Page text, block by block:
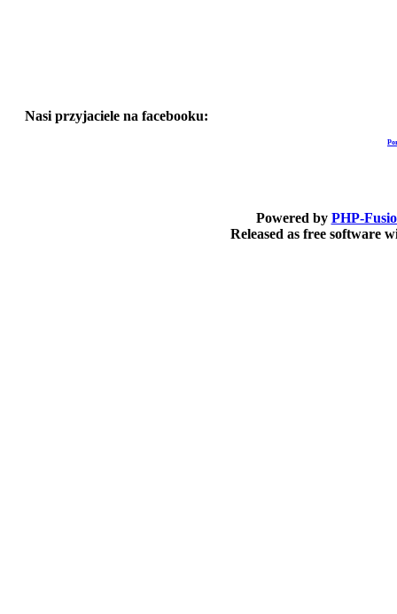
Nasi przyjaciele na facebooku:
Powered by PHP-
Released as free software